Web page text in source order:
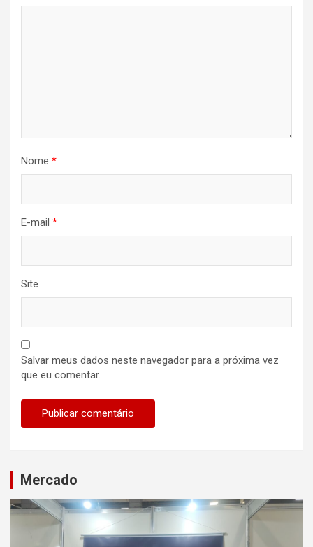
Nome *
E-mail *
Site
Salvar meus dados neste navegador para a próxima vez
que eu comentar.
Mercado